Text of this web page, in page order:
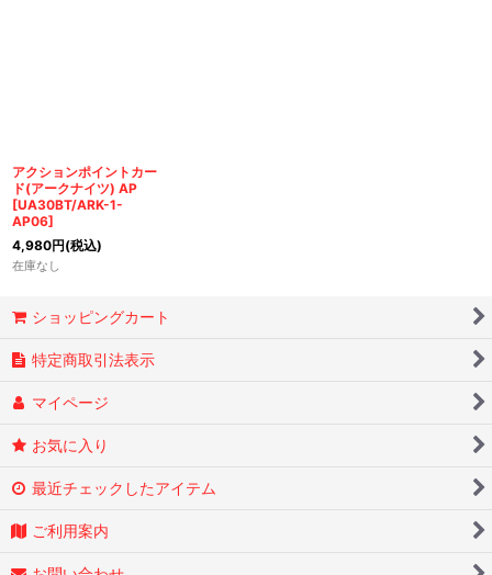
アクションポイントカー
ド(アークナイツ) AP
[UA30BT/ARK-1-
AP06]
4,980円(税込)
在庫なし
ショッピングカート
特定商取引法表示
マイページ
お気に入り
最近チェックしたアイテム
ご利用案内